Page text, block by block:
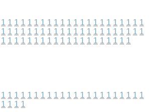
1 1 1 1 1 1 1 1 1 1 1 1 1 1 1 1 1 1 1 1 1 1
1 1 1 1 1 1 1 1 1 1 1 1 1 1 1 1 1 1 1 1 1 1
1 1 1 1 1 1 1 1 1 1 1 1 1 1 1 1 1 1 1 1
1 1 1 1 1 1 1 1 1 1 1 1 1 1 1 1 1 1 1 1 1 1
1 1 1 1